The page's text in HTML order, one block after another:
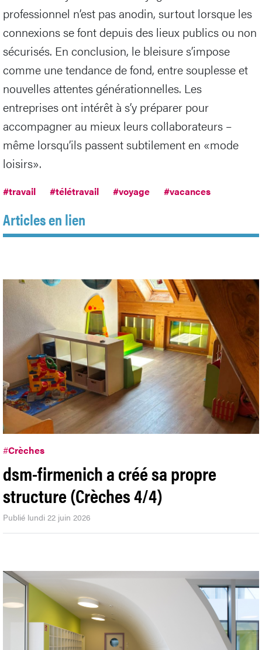
professionnel n’est pas anodin, surtout lorsque les
connexions se font depuis des lieux publics ou non
sécurisés. En conclusion, le bleisure s’impose
comme une tendance de fond, entre souplesse et
nouvelles attentes générationnelles. Les
entreprises ont intérêt à s’y préparer pour
accompagner au mieux leurs collaborateurs –
même lorsqu’ils passent subtilement en «mode
loisirs».
#travail #télétravail #voyage #vacances
Articles en lien
#Crèches
dsm-firmenich a créé sa propre
structure (Crèches 4/4)
Publié lundi 22 juin 2026